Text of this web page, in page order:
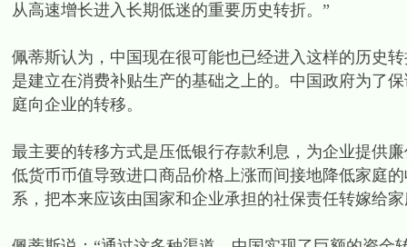
从高速增长进入长期低迷的重要历史转折。”
佩蒂斯认为，中国现在很可能也已经进入这样的历史
是建立在消费补贴生产的基础之上的。中国政府为了
庭向企业的转移。
最主要的转移方式是压低银行存款利息，为企业提供
低货币币值导致进口商品价格上涨而间接地降低家庭
系，把本来应该由国家和企业承担的社保责任转嫁给